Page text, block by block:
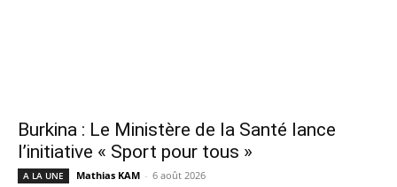
Burkina : Le Ministère de la Santé lance
l’initiative « Sport pour tous »
A LA UNE Mathias KAM - 6 août 2026